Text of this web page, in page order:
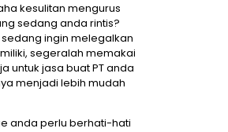
kesulitan mengurus
sedang anda rintis?
ingin melegalkan
segeralah memakai
untuk jasa buat PT anda
menjadi lebih mudah
anda perlu berhati-hati